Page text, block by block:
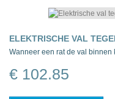
ELEKTRISCHE VAL
Wanneer een rat de val binnen
€ 102.85